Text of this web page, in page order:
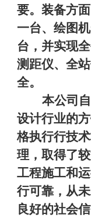
要。装备方
一台、绘图
台，并实现
测距仪、全
全。
本公司
设计行业的
格执行行技
理，取得了
工程施工和
行可靠，从
良好的社会